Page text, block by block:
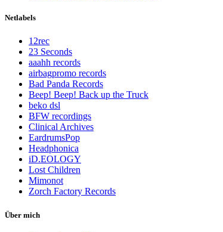
Netlabels
12rec
23 Seconds
aaahh records
airbagpromo records
Bad Panda Records
Beep! Beep! Back up the Truck
beko dsl
BFW recordings
Clinical Archives
EardrumsPop
Headphonica
iD.EOLOGY
Lost Children
Mimonot
Zorch Factory Records
Über mich